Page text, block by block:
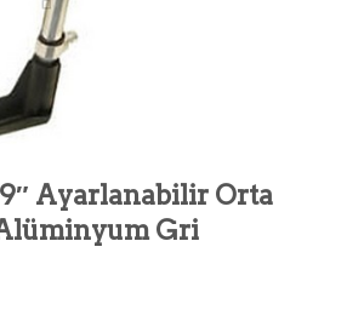
Ayarlanabilir Orta
Gri